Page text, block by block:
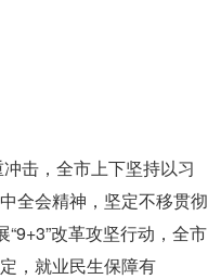
击，全市上下坚持以习
全会精神，坚定不移贯彻
改革攻坚行动，全市
，就业民生保障有